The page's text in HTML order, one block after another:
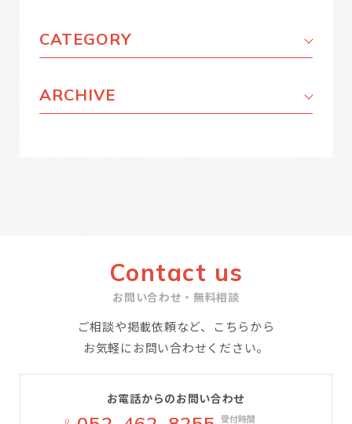
CATEGORY
ARCHIVE
Contact us
お問い合わせ・無料相談
ご相談や掲載依頼など、こちらから
お気軽にお問い合わせください。
お電話からのお問い合わせ
受付時間